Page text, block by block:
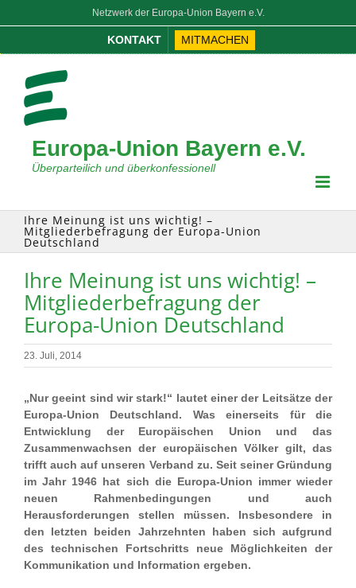
Inhalt
Netzwerk der Europa-Union Bayern e.V.
KONTAKT MITMACHEN
Europa-Union Bayern e.V.
Überparteilich und überkonfessionell
Ihre Meinung ist uns wichtig! –
Mitgliederbefragung der Europa-Union
Deutschland
Ihre Meinung ist uns wichtig! –
Mitgliederbefragung der
Europa-Union Deutschland
23. Juli, 2014
„Nur geeint sind wir stark!“ lautet einer der Leitsätze der
Europa-Union Deutschland. Was einerseits für die
Entwicklung der Europäischen Union und das
Zusammenwachsen der europäischen Völker gilt, das
trifft auch auf unseren Verband zu. Seit seiner Gründung
im Jahr 1946 hat sich die Europa-Union immer wieder
neuen Rahmenbedingungen und auch
Herausforderungen stellen müssen. Insbesondere in
den letzten beiden Jahrzehnten haben sich aufgrund
des technischen Fortschritts neue Möglichkeiten der
Kommunikation und Information ergeben.